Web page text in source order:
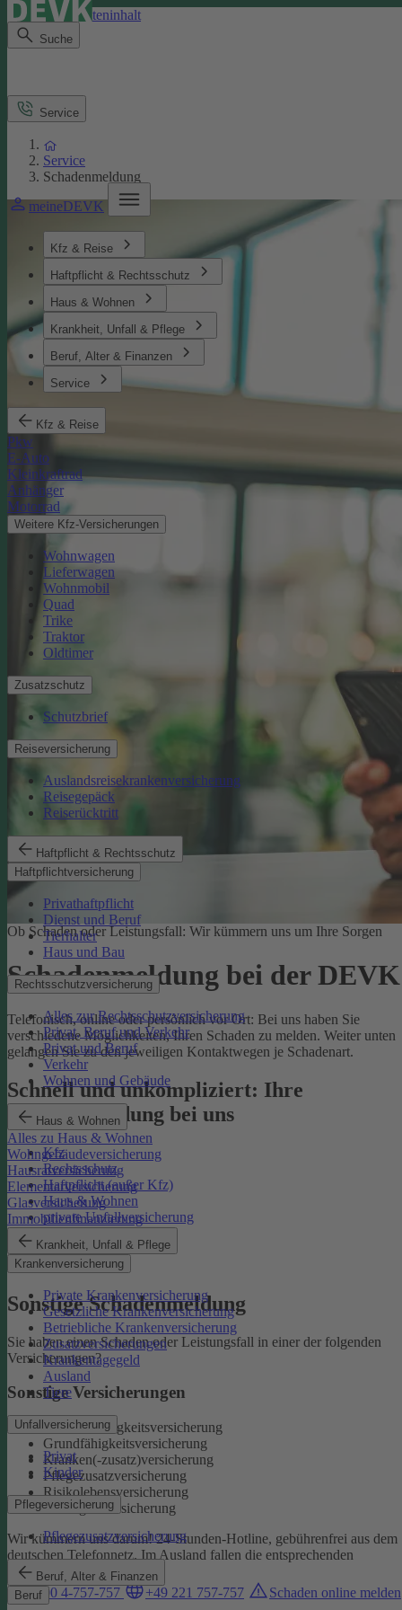
Direkt zum Seiteninhalt
Suche
meineDEVK
Kfz & Reise
Haftpflicht & Rechtsschutz
Haus & Wohnen
Krankheit, Unfall & Pflege
Beruf, Alter & Finanzen
Service
Kfz & Reise
Pkw
E-Auto
Kleinkraftrad
Anhänger
Motorrad
Weitere Kfz-Versicherungen
Wohnwagen
Lieferwagen
Wohnmobil
Quad
Trike
Traktor
Oldtimer
Zusatzschutz
Schutzbrief
Reiseversicherung
Auslandsreisekrankenversicherung
Reisegepäck
Reiserücktritt
Haftpflicht & Rechtsschutz
Haftpflichtversicherung
Privathaftpflicht
Dienst und Beruf
Tierhalter
Haus und Bau
Rechtsschutzversicherung
Alles zur Rechtsschutzversicherung
Privat, Beruf und Verkehr
Privat und Beruf
Verkehr
Wohnen und Gebäude
Haus & Wohnen
Alles zu Haus & Wohnen
Wohngebäudeversicherung
Hausratversicherung
Elementarversicherung
Glasversicherung
Immobilienfinanzierung
Krankheit, Unfall & Pflege
Krankenversicherung
Private Krankenversicherung
Gesetzliche Krankenversicherung
Betriebliche Krankenversicherung
Zusatzversicherungen
Krankentagegeld
Ausland
Tiere
Unfallversicherung
Privat
Kinder
Pflegeversicherung
Pflegezusatzversicherung
Beruf, Alter & Finanzen
Beruf
Service
Service
Schadenmeldung
Ob Schaden oder Leistungsfall: Wir kümmern uns um Ihre Sorgen
Schadenmeldung bei der DEVK
Telefonisch, online oder persönlich vor Ort: Bei uns haben Sie
verschiedene Möglichkeiten, Ihren Schaden zu melden. Weiter unten
gelangen Sie zu den jeweiligen Kontaktwegen je Schadenart.
Schnell und unkompliziert: Ihre
Schadenmeldung bei uns
Kfz
Rechtsschutz
Haftpflicht (außer Kfz)
Haus & Wohnen
private Unfallversicherung
Auslandskrankenschutz
Reiserücktritt
Reisegepäck
Sonstige Schadenmeldung
Sie haben einen Schaden oder Leistungsfall in einer der folgenden
Versicherungen?
Sonstige Versicherungen
Berufsunfähigkeitsversicherung
Grundfähigkeitsversicherung
Kranken(-zusatz)versicherung
Pflegezusatzversicherung
Risikolebensversicherung
Sterbegeldversicherung
Wir kümmern uns darum!24-Stunden-Hotline, gebührenfrei aus dem
deutschen Telefonnetz. Im Ausland fallen die entsprechenden
Landesgebühren an:
0800 4-757-757
+49 221 757-757 Schaden online melden